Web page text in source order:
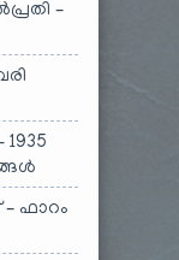
–
ഫാറം